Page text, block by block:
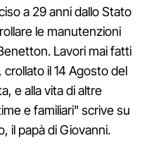
a 29 anni dallo Stato
le manutenzioni
Lavori mai fatti
il 14 Agosto del
e alla vita di altre
e familiari" scrive su
il papà di Giovanni.